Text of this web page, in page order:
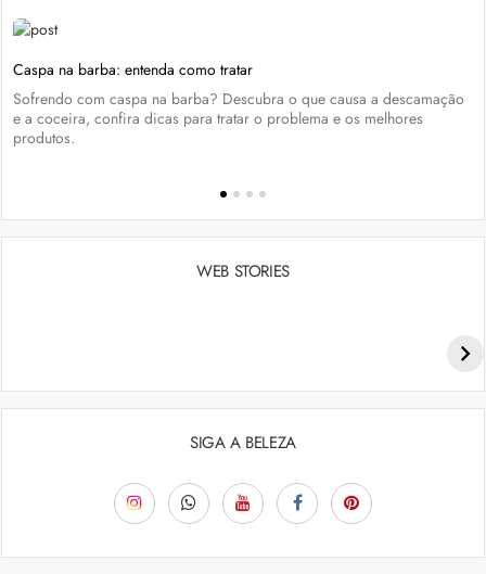
Caspa na barba: entenda como tratar
Sofrendo com caspa na barba? Descubra o que causa a descamação
e a coceira, confira dicas para tratar o problema e os melhores
produtos.
WEB STORIES
SIGA A BELEZA